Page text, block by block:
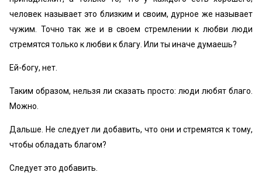
человек называет это близким и своим, дурное же называет
чужим. Точно так же и в своем стремлении к любви люди
стремятся только к любви к благу. Или ты иначе думаешь?
Ей-богу, нет.
Таким образом, нельзя ли сказать просто: люди любят благо.
Можно.
Дальше. Не следует ли добавить, что они и стремятся к тому,
чтобы обладать благом?
Следует это добавить.